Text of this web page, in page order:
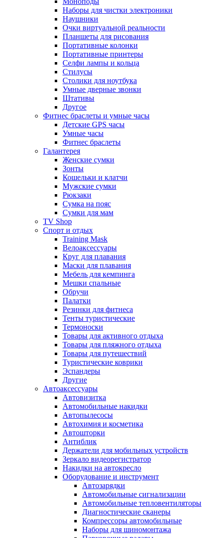
Наборы для чистки электроники
Наушники
Очки виртуальной реальности
Планшеты для рисования
Портативные колонки
Портативные принтеры
Селфи лампы и кольца
Стилусы
Столики для ноутбука
Умные дверные звонки
Штативы
Другое
Фитнес браслеты и умные часы
Детские GPS часы
Умные часы
Фитнес браслеты
Галантерея
Женские сумки
Зонты
Кошельки и клатчи
Мужские сумки
Рюкзаки
Сумка на пояс
Сумки для мам
TV Shop
Спорт и отдых
Training Mask
Велоаксессуары
Круг для плавания
Маски для плавания
Мебель для кемпинга
Мешки спальные
Обручи
Палатки
Резинки для фитнеса
Тенты туристические
Термоноски
Товары для активного отдыха
Товары для пляжного отдыха
Товары для путешествий
Туристические коврики
Эспандеры
Другие
Автоаксессуары
Автовизитка
Автомобильные накидки
Автопылесосы
Автохимия и косметика
Автошторки
Антиблик
Держатели для мобильных устройств
Зеркало видеорегистратор
Накидки на автокресло
Оборудование и инструмент
Автозарядки
Автомобильные сигнализации
Автомобильные тепловентиляторы
Диагностические сканеры
Компрессоры автомобильные
Наборы для шиномонтажа